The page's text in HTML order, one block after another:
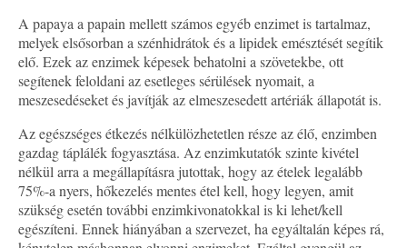
A papaya a papain mellett számos egyéb enzimet is tartalmaz,
melyek elsősorban a szénhidrátok és a lipidek emésztését segítik
elő. Ezek az enzimek képesek behatolni a szövetekbe, ott
segítenek feloldani az esetleges sérülések nyomait, a
meszesedéseket és javítják az elmeszesedett artériák állapotát is.
Az egészséges étkezés nélkülözhetetlen része az élő, enzimben
gazdag táplálék fogyasztása. Az enzimkutatók szinte kivétel
nélkül arra a megállapításra jutottak, hogy az ételek legalább
75%-a nyers, hőkezelés mentes étel kell, hogy legyen, amit
szükség esetén további enzimkivonatokkal is ki lehet/kell
egészíteni. Ennek hiányában a szervezet, ha egyáltalán képes rá,